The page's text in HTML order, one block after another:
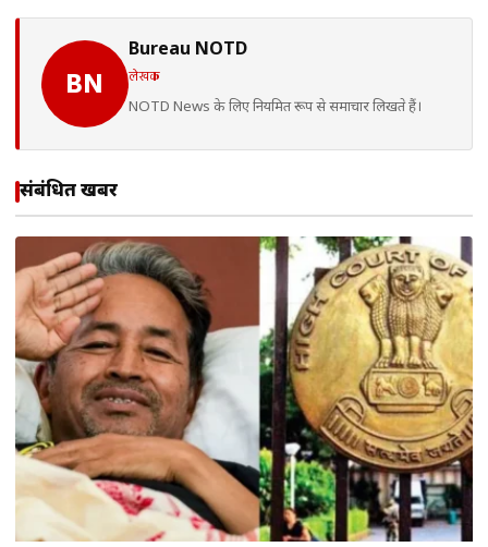
BN
Bureau NOTD
लेखक
NOTD News के लिए नियमित रूप से समाचार लिखते हैं।
संबंधित खबरें